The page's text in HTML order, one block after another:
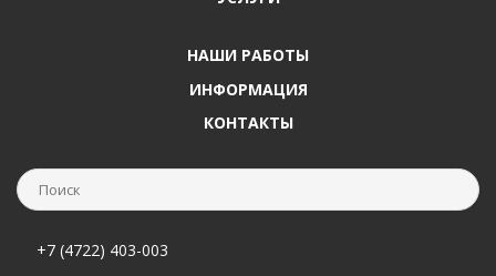
НАШИ РАБОТЫ
ИНФОРМАЦИЯ
КОНТАКТЫ
+7 (4722) 403-003